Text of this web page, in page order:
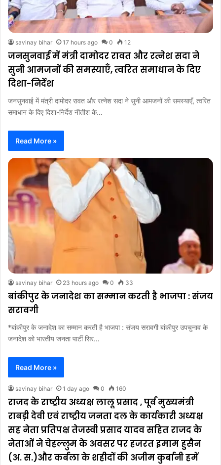
savinay bihar 17 hours ago 0 12
जनसुनवाई में मंत्री दामोदर रावत और रत्नेश सदा ने
सुनी आमजनों की समस्याएँ, त्वरित समाधान के दिए
दिशा-निर्देश
जनसुनवाई में मंत्री दामोदर रावत और रत्नेश सदा ने सुनी आमजनों की समस्याएँ, त्वरित
समाधान के दिए दिशा-निर्देश नीतीश के…
Read More »
savinay bihar 23 hours ago 0 33
बांकीपुर के जनादेश का सम्मान करती है भाजपा : संजय
सरावगी
*बांकीपुर के जनादेश का सम्मान करती है भाजपा : संजय सरावगी बांकीपुर उपचुनाव के
जनादेश को भारतीय जनता पार्टी सिर…
Read More »
savinay bihar 1 day ago 0 160
राजद के राष्ट्रीय अध्यक्ष लालू प्रसाद , पूर्व मुख्यमंत्री
राबड़ी देवी एवं राष्ट्रीय जनता दल के कार्यकारी अध्यक्ष
सह नेता प्रतिपक्ष तेजस्वी प्रसाद यादव सहित राजद के
नेताओं ने चेहल्लुम के अवसर पर हजरत इमाम हुसैन
(अ. स.)और कर्बला के शहीदों की अजीम कुर्बानी हमें